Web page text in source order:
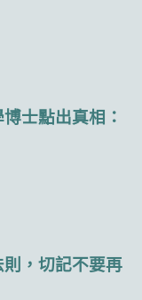
士點出真相：
，切記不要再